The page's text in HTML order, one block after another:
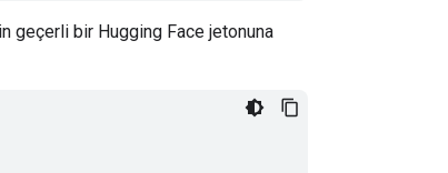
geçerli bir Hugging Face jetonuna